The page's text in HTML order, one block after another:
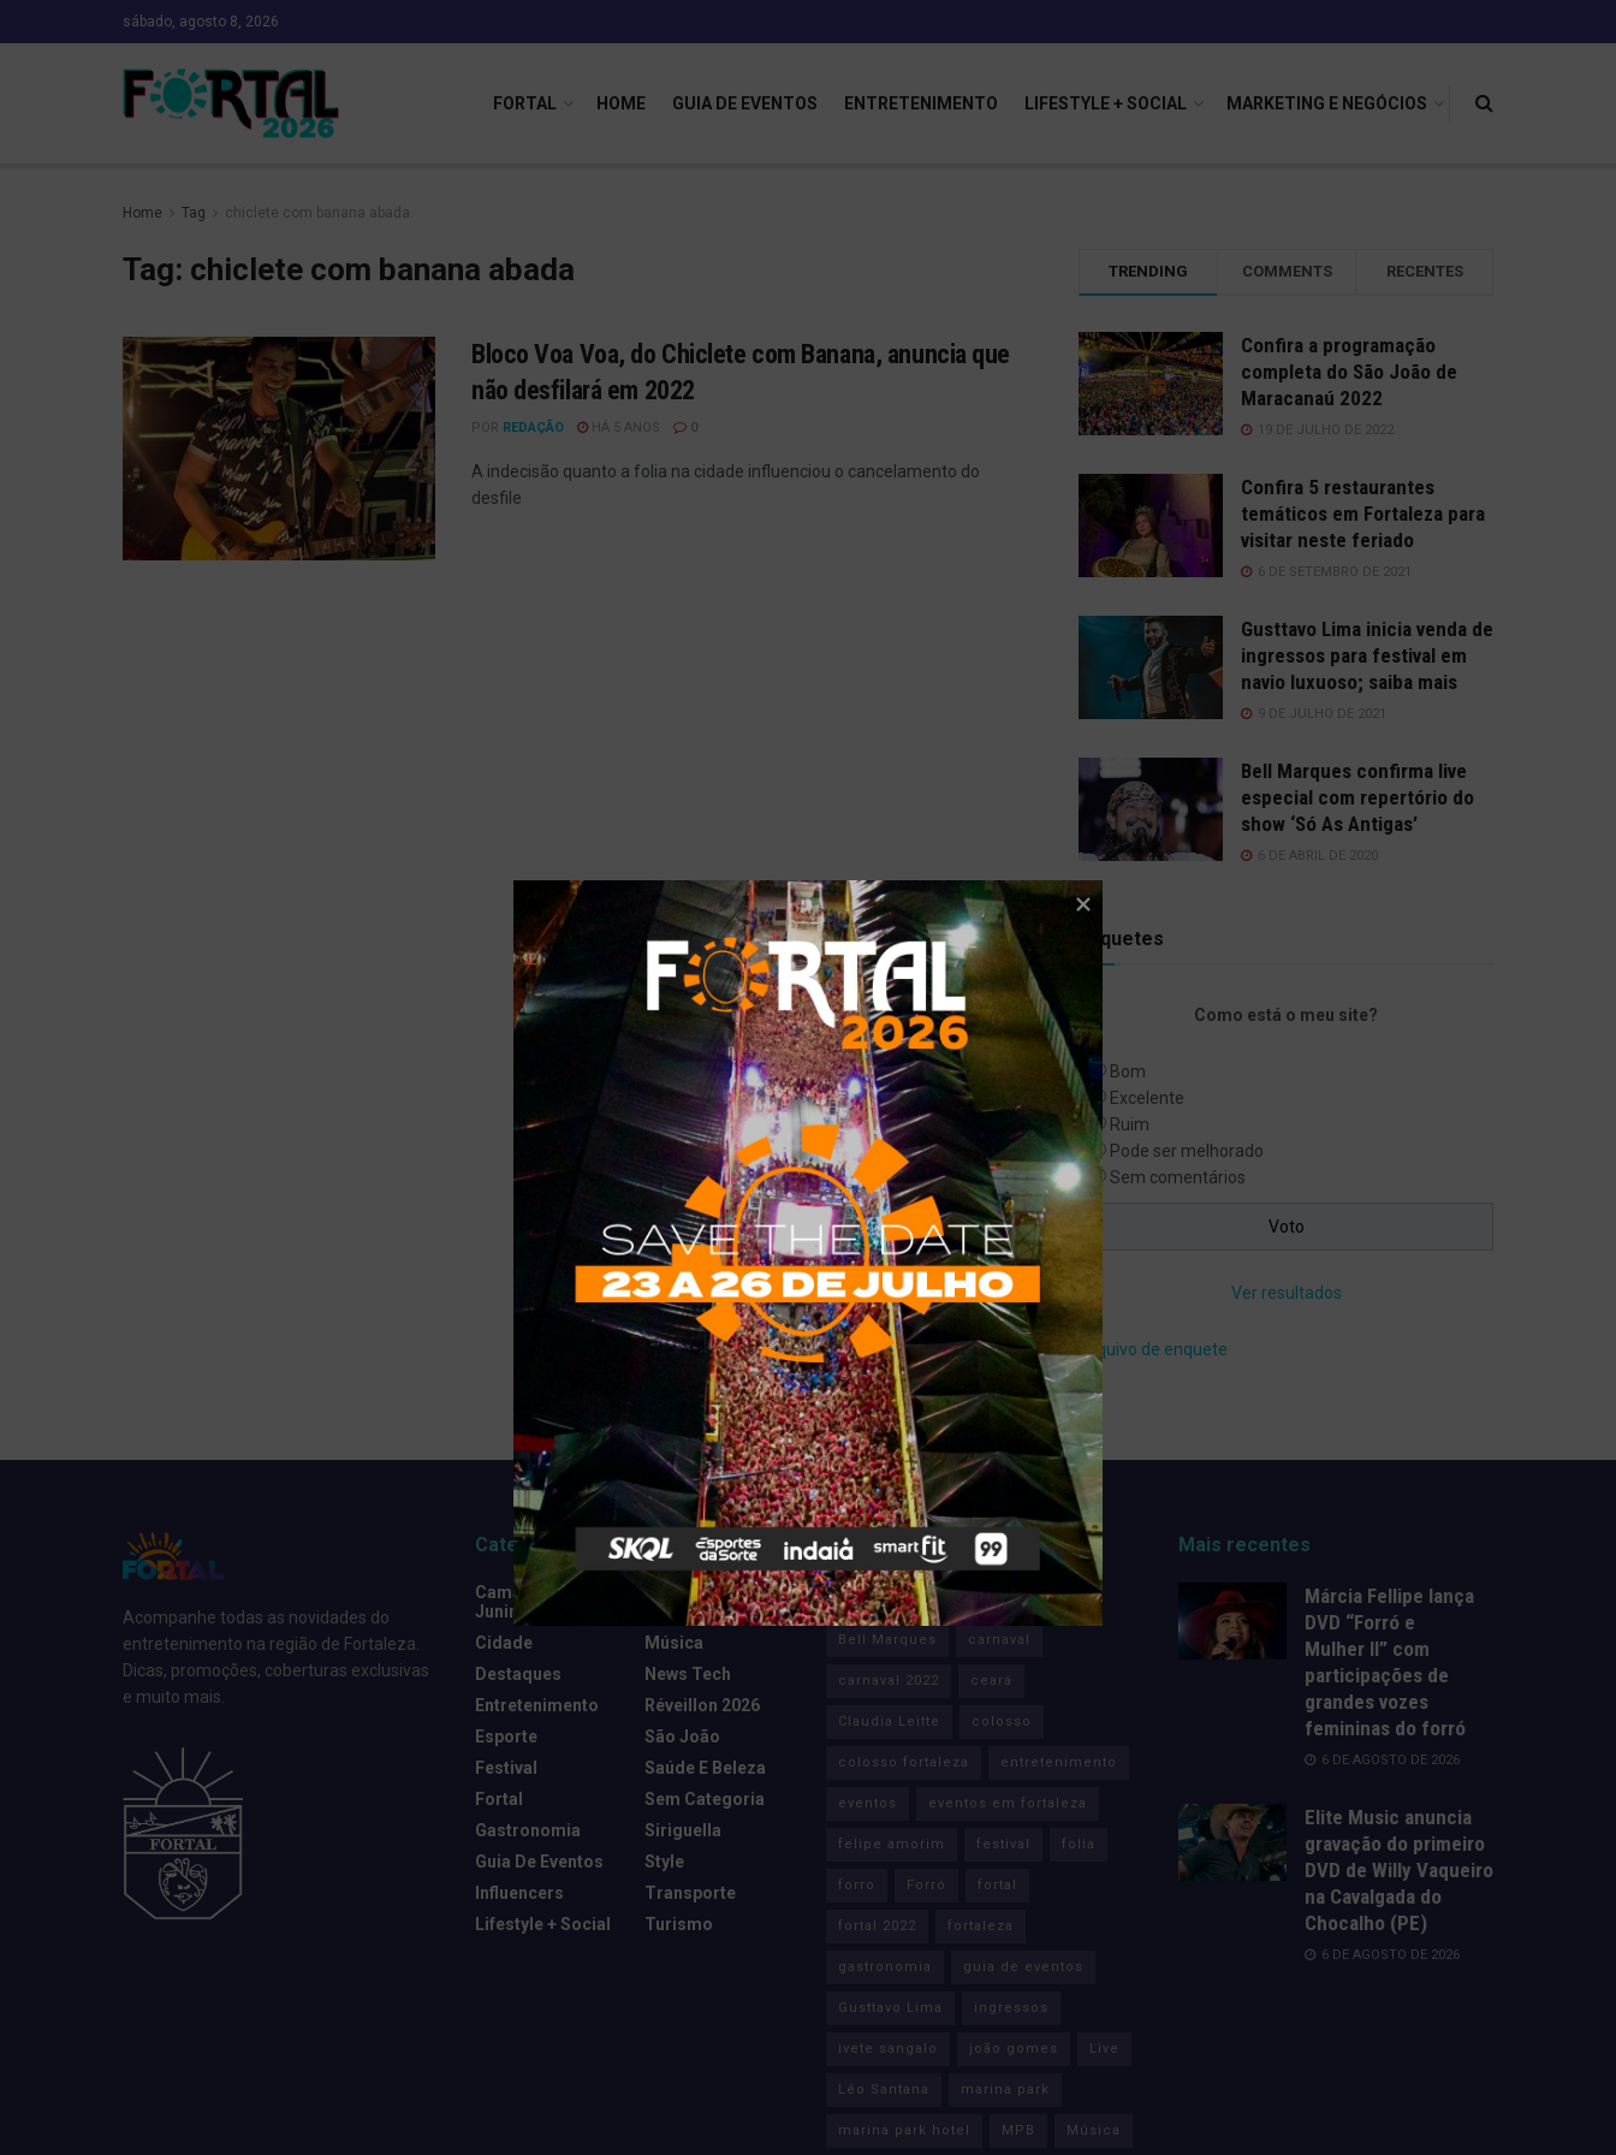
sábado, agosto 8, 2026
FORTAL HOME GUIA DE EVENTOS ENTRETENIMENTO LIFESTYLE + SOCIAL MARKETING E NEGÓCIOS
Home Tag chiclete com banana abada
Tag: chiclete com banana abada
Bloco Voa Voa, do Chiclete com Banana, anuncia que
não desfilará em 2022
POR REDAÇÃO HÁ 5 ANOS 0
A indecisão quanto a folia na cidade influenciou o cancelamento do
desfile
TRENDING COMMENTS RECENTES
Confira a programação
completa do São João de
Maracanaú 2022
19 DE JULHO DE 2022
Confira 5 restaurantes
temáticos em Fortaleza para
visitar neste feriado
6 DE SETEMBRO DE 2021
Gusttavo Lima inicia venda de
ingressos para festival em
navio luxuoso; saiba mais
9 DE JULHO DE 2021
Bell Marques confirma live
especial com repertório do
show ‘Só As Antigas’
6 DE ABRIL DE 2020
Enquetes
Como está o meu site?
Bom
Excelente
Ruim
Pode ser melhorado
Sem comentários
Ver resultados
Arquivo de enquete
Acompanhe todas as novidades do
entretenimento na região de Fortaleza.
Dicas, promoções, coberturas exclusivas
e muito mais.
Categorias
Camarote Vip
Junino
Cidade
Destaques
Entretenimento
Esporte
Festival
Fortal
Gastronomia
Guia De Eventos
Influencers
Lifestyle + Social
Marketing E
Negócios
Música
News Tech
Réveillon 2026
São João
Saúde E Beleza
Sem Categoria
Siriguella
Style
Transporte
Turismo
Tags
Anitta Axé Banda Eva
Bell Marques carnaval
carnaval 2022 ceará
Claudia Leitte colosso
colosso fortaleza entretenimento
eventos eventos em fortaleza
felipe amorim festival folia
forro Forró fortal
fortal 2022 fortaleza
gastronomia guia de eventos
Gusttavo Lima ingressos
ivete sangalo joão gomes Live
Léo Santana marina park
marina park hotel MPB Música
Mais recentes
Márcia Fellipe lança
DVD “Forró e
Mulher II” com
participações de
grandes vozes
femininas do forró
6 DE AGOSTO DE 2026
Elite Music anuncia
gravação do primeiro
DVD de Willy Vaqueiro
na Cavalgada do
Chocalho (PE)
6 DE AGOSTO DE 2026